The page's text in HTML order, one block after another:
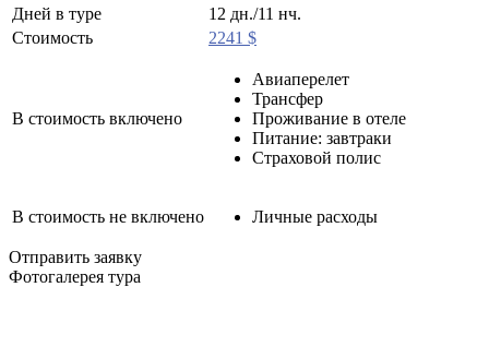
Дней в туре
12 дн./11 нч.
Стоимость
2241 $
В стоимость включено
Авиаперелет
Трансфер
Проживание в отеле
Питание: завтраки
Страховой полис
В стоимость не включено Личные расходы
Отправить заявку
Фотогалерея тура